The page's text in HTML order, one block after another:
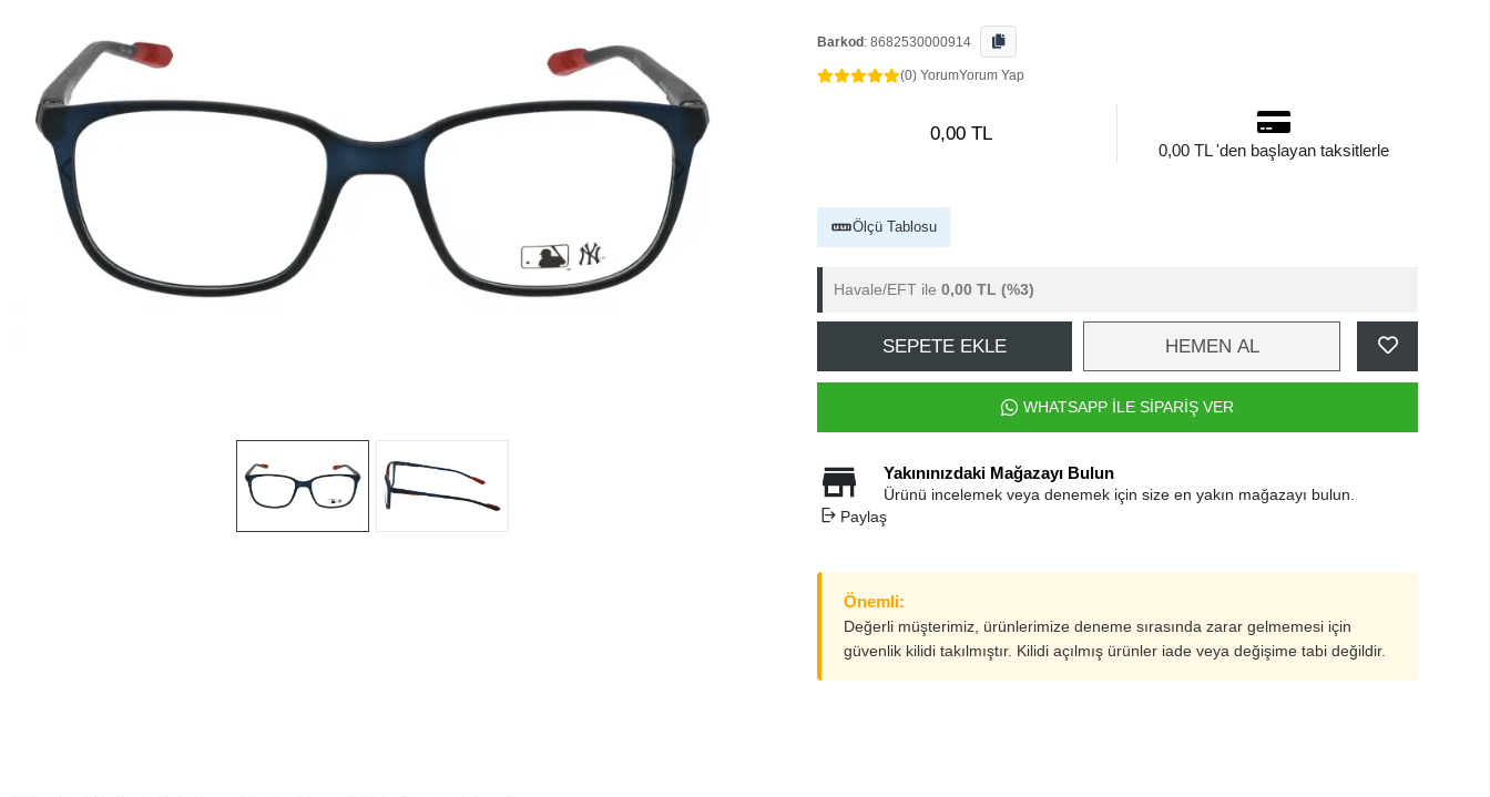
Barkod : 8682530000914
(0) YorumYorum Yap
0,00 TL
0,00 TL 'den başlayan taksitlerle
Ölçü Tablosu
Havale/EFT ile 0,00 TL (%3)
SEPETE EKLE HEMEN AL
WHATSAPP İLE SİPARİŞ VER
Yakınınızdaki Mağazayı Bulun
Ürünü incelemek veya denemek için size en yakın mağazayı bulun.
Paylaş
Önemli:
Değerli müşterimiz, ürünlerimize deneme sırasında zarar gelmemesi için
güvenlik kilidi takılmıştır. Kilidi açılmış ürünler iade veya değişime tabi değildir.